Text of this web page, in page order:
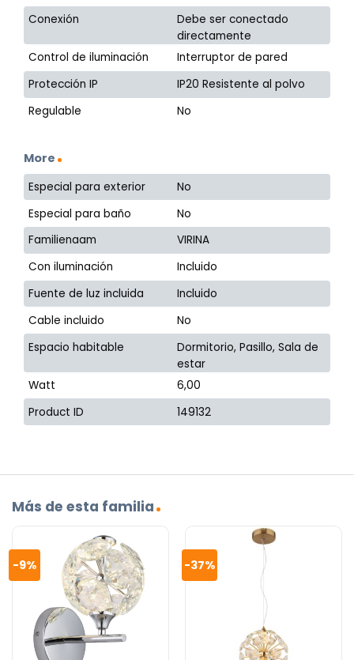
Conexión
Debe ser conectado
directamente
Control de iluminación
Interruptor de pared
Protección IP
IP20 Resistente al polvo
Regulable
No
More
Especial para exterior
No
Especial para baño
No
Familienaam
VIRINA
Con iluminación
Incluido
Fuente de luz incluida
Incluido
Cable incluido
No
Espacio habitable
Dormitorio, Pasillo, Sala de
estar
Watt
6,00
Product ID
149132
Más de esta familia
-9% -37%